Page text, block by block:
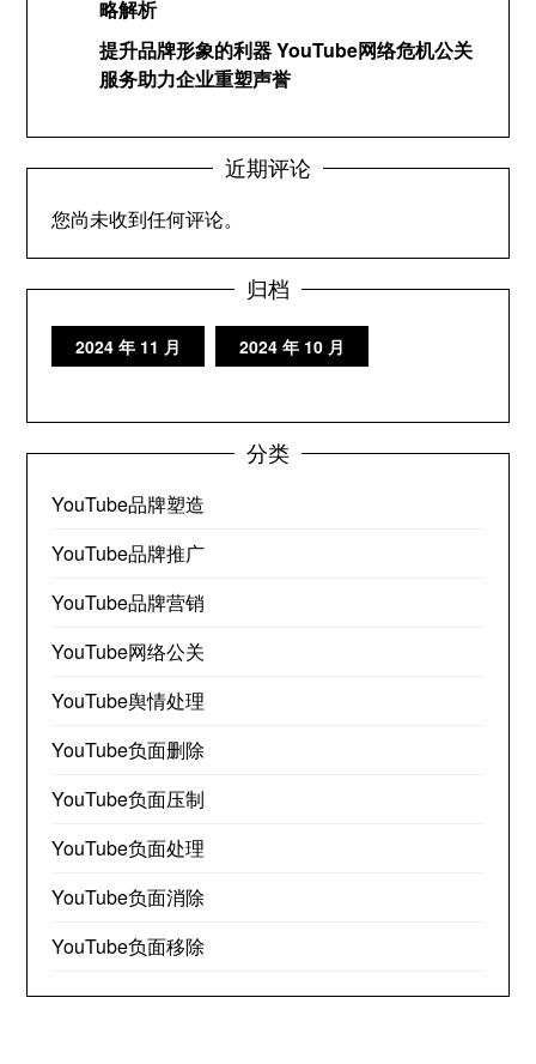
略解析
提升品牌形象的利器 YouTube网络危机公关
服务助力企业重塑声誉
近期评论
您尚未收到任何评论。
归档
2024 年 11 月 2024 年 10 月
分类
YouTube品牌塑造
YouTube品牌推广
YouTube品牌营销
YouTube网络公关
YouTube舆情处理
YouTube负面删除
YouTube负面压制
YouTube负面处理
YouTube负面消除
YouTube负面移除